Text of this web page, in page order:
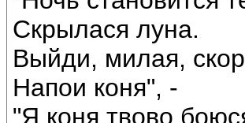
Скрылася луна.
Выйди, милая,
Напои коня", -
"Я коня твово